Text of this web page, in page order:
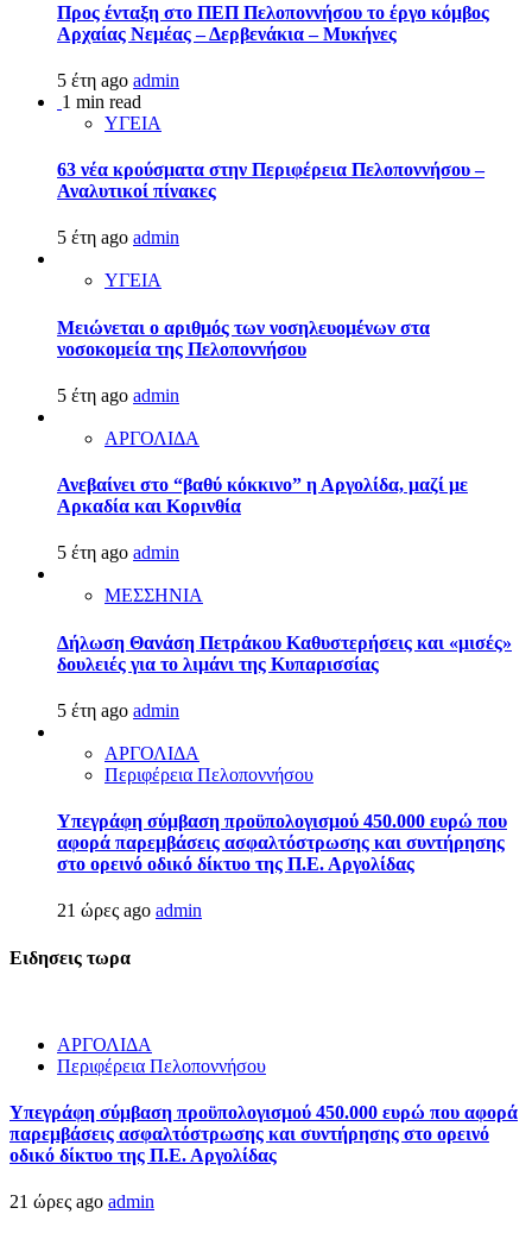
Προς ένταξη στο ΠΕΠ Πελοποννήσου το έργο κόμβος
Αρχαίας Νεμέας – Δερβενάκια – Μυκήνες
5 έτη ago admin
1 min read
ΥΓΕΙΑ
63 νέα κρούσματα στην Περιφέρεια Πελοποννήσου –
Αναλυτικοί πίνακες
5 έτη ago admin
ΥΓΕΙΑ
Μειώνεται ο αριθμός των νοσηλευομένων στα
νοσοκομεία της Πελοποννήσου
5 έτη ago admin
ΑΡΓΟΛΙΔΑ
Ανεβαίνει στο “βαθύ κόκκινο” η Αργολίδα, μαζί με
Αρκαδία και Κορινθία
5 έτη ago admin
ΜΕΣΣΗΝΙΑ
Δήλωση Θανάση Πετράκου Καθυστερήσεις και «μισές»
δουλειές για το λιμάνι της Κυπαρισσίας
5 έτη ago admin
ΑΡΓΟΛΙΔΑ
Περιφέρεια Πελοποννήσου
Υπεγράφη σύμβαση προϋπολογισμού 450.000 ευρώ που
αφορά παρεμβάσεις ασφαλτόστρωσης και συντήρησης
στο ορεινό οδικό δίκτυο της Π.Ε. Αργολίδας
21 ώρες ago admin
Ειδησεις τωρα
ΑΡΓΟΛΙΔΑ
Περιφέρεια Πελοποννήσου
Υπεγράφη σύμβαση προϋπολογισμού 450.000 ευρώ που αφορά
παρεμβάσεις ασφαλτόστρωσης και συντήρησης στο ορεινό
οδικό δίκτυο της Π.Ε. Αργολίδας
21 ώρες ago admin